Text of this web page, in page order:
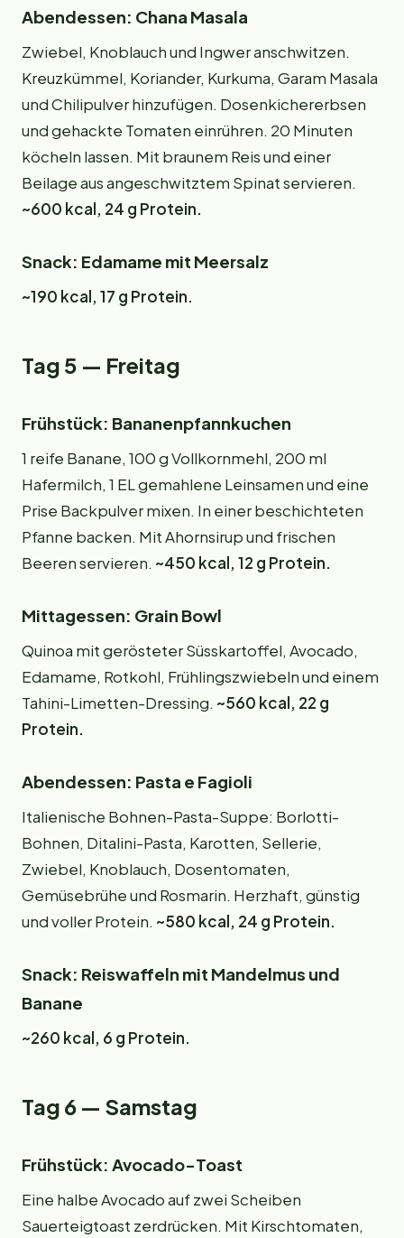
Abendessen: Chana Masala
Zwiebel, Knoblauch und Ingwer anschwitzen.
Kreuzkümmel, Koriander, Kurkuma, Garam Masala
und Chilipulver hinzufügen. Dosenkichererbsen
und gehackte Tomaten einrühren. 20 Minuten
köcheln lassen. Mit braunem Reis und einer
Beilage aus angeschwitztem Spinat servieren.
~600 kcal, 24 g Protein.
Snack: Edamame mit Meersalz
~190 kcal, 17 g Protein.
Tag 5 — Freitag
Frühstück: Bananenpfannkuchen
1 reife Banane, 100 g Vollkornmehl, 200 ml
Hafermilch, 1 EL gemahlene Leinsamen und eine
Prise Backpulver mixen. In einer beschichteten
Pfanne backen. Mit Ahornsirup und frischen
Beeren servieren. ~450 kcal, 12 g Protein.
Mittagessen: Grain Bowl
Quinoa mit gerösteter Süsskartoffel, Avocado,
Edamame, Rotkohl, Frühlingszwiebeln und einem
Tahini-Limetten-Dressing. ~560 kcal, 22 g
Protein.
Abendessen: Pasta e Fagioli
Italienische Bohnen-Pasta-Suppe: Borlotti-
Bohnen, Ditalini-Pasta, Karotten, Sellerie,
Zwiebel, Knoblauch, Dosentomaten,
Gemüsebrühe und Rosmarin. Herzhaft, günstig
und voller Protein. ~580 kcal, 24 g Protein.
Snack: Reiswaffeln mit Mandelmus und
Banane
~260 kcal, 6 g Protein.
Tag 6 — Samstag
Frühstück: Avocado-Toast
Eine halbe Avocado auf zwei Scheiben
Sauerteigtoast zerdrücken. Mit Kirschtomaten,